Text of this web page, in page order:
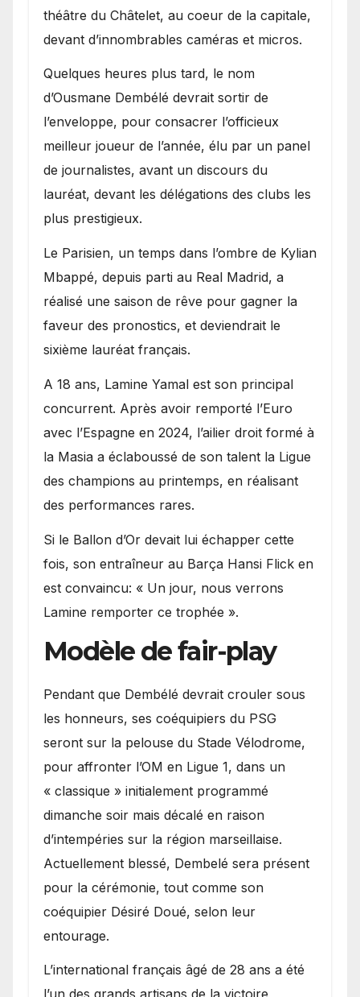
théâtre du Châtelet, au coeur de la capitale,
devant d’innombrables caméras et micros.
Quelques heures plus tard, le nom
d’Ousmane Dembélé devrait sortir de
l’enveloppe, pour consacrer l’officieux
meilleur joueur de l’année, élu par un panel
de journalistes, avant un discours du
lauréat, devant les délégations des clubs les
plus prestigieux.
Le Parisien, un temps dans l’ombre de Kylian
Mbappé, depuis parti au Real Madrid, a
réalisé une saison de rêve pour gagner la
faveur des pronostics, et deviendrait le
sixième lauréat français.
A 18 ans, Lamine Yamal est son principal
concurrent. Après avoir remporté l’Euro
avec l’Espagne en 2024, l’ailier droit formé à
la Masia a éclaboussé de son talent la Ligue
des champions au printemps, en réalisant
des performances rares.
Si le Ballon d’Or devait lui échapper cette
fois, son entraîneur au Barça Hansi Flick en
est convaincu: « Un jour, nous verrons
Lamine remporter ce trophée ».
Modèle de fair-play
Pendant que Dembélé devrait crouler sous
les honneurs, ses coéquipiers du PSG
seront sur la pelouse du Stade Vélodrome,
pour affronter l’OM en Ligue 1, dans un
« classique » initialement programmé
dimanche soir mais décalé en raison
d’intempéries sur la région marseillaise.
Actuellement blessé, Dembelé sera présent
pour la cérémonie, tout comme son
coéquipier Désiré Doué, selon leur
entourage.
L’international français âgé de 28 ans a été